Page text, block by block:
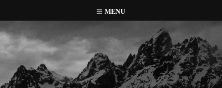
to
content
MENU